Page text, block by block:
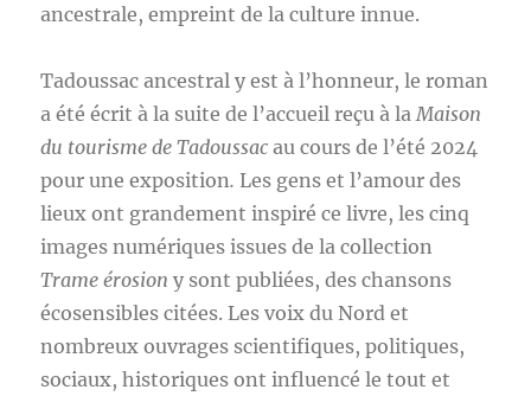
ancestrale, empreint de la culture innue.
Tadoussac ancestral y est à l’honneur, le roman
a été écrit à la suite de l’accueil reçu à laMaison
du tourisme de Tadoussac au cours de l’été 2024
pour une exposition. Les gens et l’amour des
lieux ont grandement inspiré ce livre, les cinq
images numériques issues de la collection
Trame érosion y sont publiées, des chansons
écosensibles citées. Les voix du Nord et
nombreux ouvrages scientifiques, politiques,
sociaux, historiques ont influencé le tout et